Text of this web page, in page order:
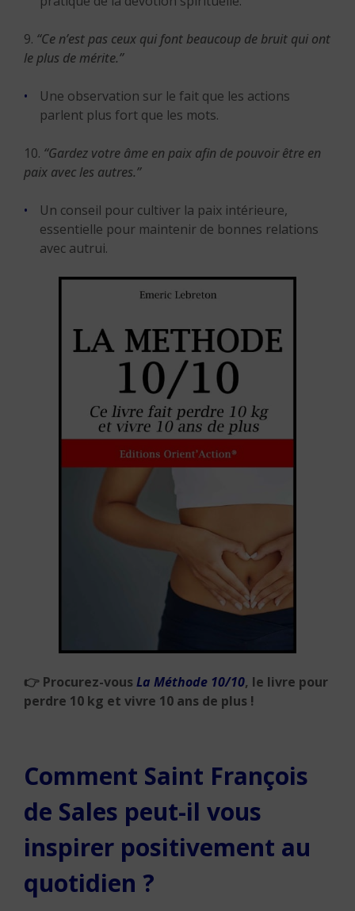
9. “Ce n’est pas ceux qui font beaucoup de bruit qui ont
le plus de mérite.”
Une observation sur le fait que les actions
parlent plus fort que les mots.
10. “Gardez votre âme en paix afin de pouvoir être en
paix avec les autres.”
Un conseil pour cultiver la paix intérieure,
essentielle pour maintenir de bonnes relations
avec autrui.
👉 Procurez-vous La Méthode 10/10, le livre pour
perdre 10 kg et vivre 10 ans de plus !
Comment Saint François
de Sales peut-il vous
inspirer positivement au
quotidien ?